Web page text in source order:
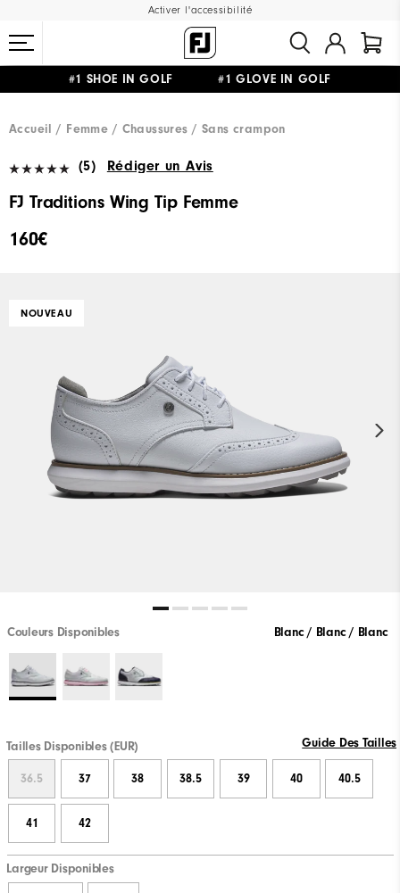
Activer l'accessibilité
#1 SHOE IN GOLF #1 GLOVE IN GOLF
Accueil
Femme Chaussures Sans crampon
(5) Rédiger un Avis
FJ Traditions Wing Tip Femme
160€
NOUVEAU
Couleurs Disponibles Blanc / Blanc / Blanc
Tailles Disponibles (EUR) Guide Des Tailles
36.5 37 38 38.5 39 40 40.5
41 42
Largeur Disponibles